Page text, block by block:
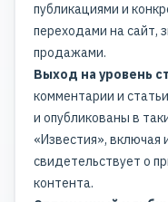
публикациями и
переходами на сайт,
продажами.
Выход на уровень
комментарии и
и опубликованы в
«Известия», включая
свидетельствует о
контента.